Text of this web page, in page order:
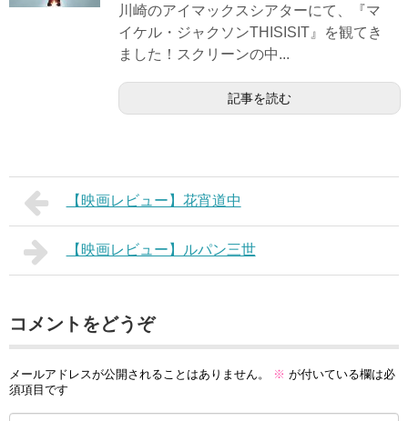
川崎のアイマックスシアターにて、『マ
イケル・ジャクソンTHISISIT』を観てき
ました！スクリーンの中...
記事を読む
【映画レビュー】花宵道中
【映画レビュー】ルパン三世
コメントをどうぞ
メールアドレスが公開されることはありません。 ※ が付いている欄は必
須項目です